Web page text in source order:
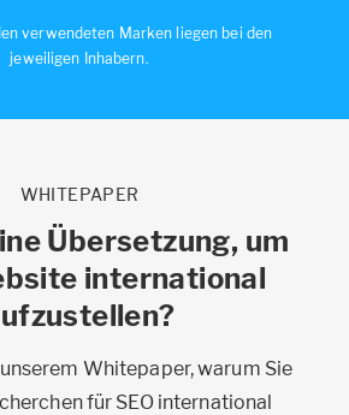
verwendeten Marken liegen bei den
jeweiligen Inhabern.
WHITEPAPER
Übersetzung, um
international
Whitepaper, warum Sie
für SEO international